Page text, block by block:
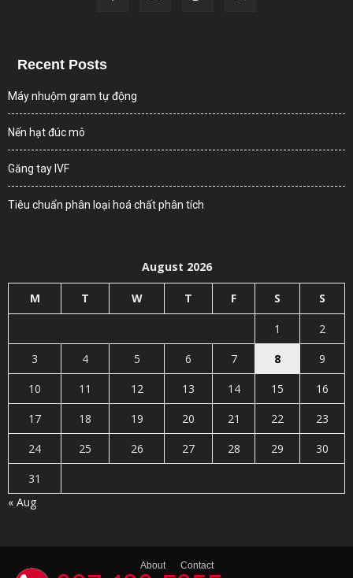
Recent Posts
Máy nhuộm gram tự động
Nến hạt đúc mô
Găng tay IVF
Tiêu chuẩn phân loại hoá chất phân tích
August 2026
M T W T F S S
1
2
3
4 5 6 7 8
9
10
11 12 13 14 15
16
17
18 19 20 21 22
23
24
25 26 27 28 29
30
31
« Aug
About Contact